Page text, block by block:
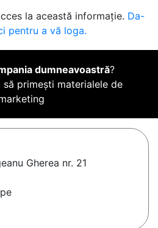
la această informație. Da-
pentru a vă loga.
dumneavoastră?
să primești materialele de
Gherea nr. 21